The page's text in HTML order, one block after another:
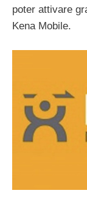
poter attivare
Kena Mobile.